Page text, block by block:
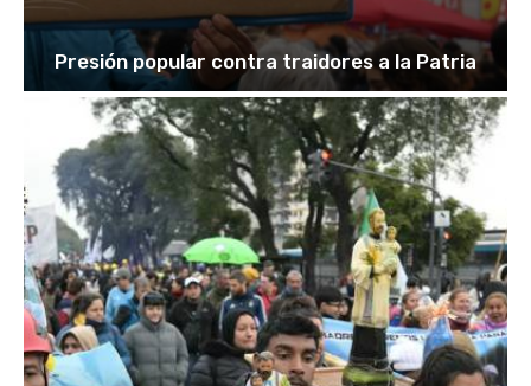
Presión popular contra traidores a la Patria